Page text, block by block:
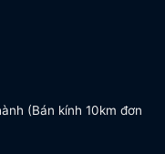
(Bán kính 10km đơn